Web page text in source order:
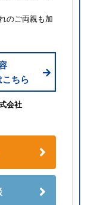
のご両親も加
こちら
会社